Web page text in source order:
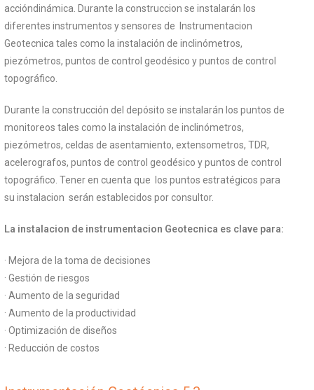
accióndinámica. Durante la construccion se instalarán los
diferentes instrumentos y sensores de Instrumentacion
Geotecnica tales como la instalación de inclinómetros,
piezómetros, puntos de control geodésico y puntos de control
topográfico.
Durante la construcción del depósito se instalarán los puntos de
monitoreos tales como la instalación de inclinómetros,
piezómetros, celdas de asentamiento, extensometros, TDR,
acelerografos, puntos de control geodésico y puntos de control
topográfico. Tener en cuenta que los puntos estratégicos para
su instalacion serán establecidos por consultor.
La instalacion de instrumentacion Geotecnica es clave para:
· Mejora de la toma de decisiones
· Gestión de riesgos
· Aumento de la seguridad
· Aumento de la productividad
· Optimización de diseños
· Reducción de costos